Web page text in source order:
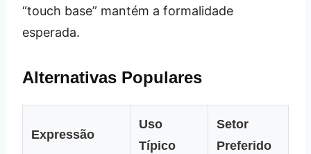
“touch base” mantém a formalidade
esperada.
Alternativas Populares
Expressão
Uso
Típico
Setor
Preferido